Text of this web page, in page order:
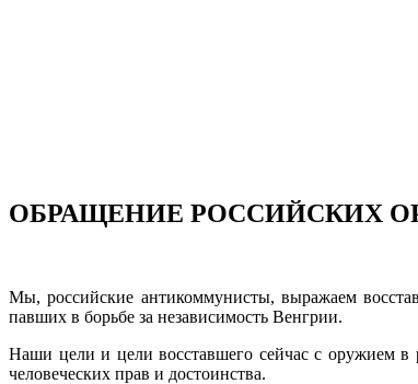
ОБРАЩЕНИЕ РОССИЙСКИХ
Мы, российские антикоммунисты, выражаем
павших в борьбе за независимость Венгрии.
Наши цели и цели восставшего сейчас с оружием в
человеческих прав и достоинства.